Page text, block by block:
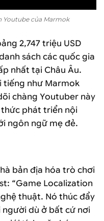
Youtube của Marmok
2,747 triệu USD
sách các quốc gia
nhất tại Châu Âu.
tiếng như Marmok
chàng Youtuber này
thức phát triển nội
ngôn ngữ mẹ đẻ.
bản địa hóa trò chơi
“Game Localization
thuật. Nó thúc đẩy
dù ở bất cứ nơi